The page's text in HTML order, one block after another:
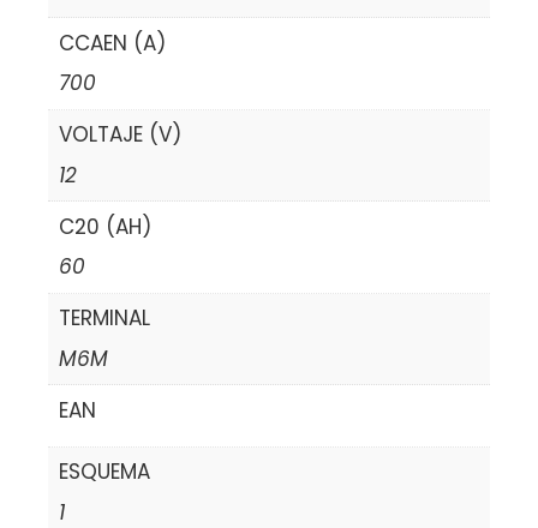
CCAEN (A)
700
VOLTAJE (V)
12
C20 (AH)
60
TERMINAL
M6M
EAN
ESQUEMA
1